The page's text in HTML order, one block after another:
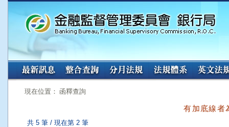
:::
現在位置： 函釋查詢
有加底線者
共 5 筆 / 現在第 2 筆